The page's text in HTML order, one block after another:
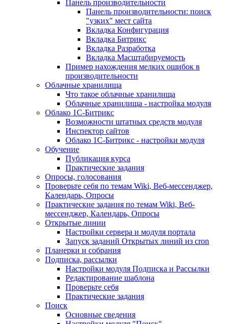
Панель производительности
Панель производительности: поиск
"узких" мест сайта
Вкладка Конфигурация
Вкладка Битрикс
Вкладка Разработка
Вкладка Масштабируемость
Пример нахождения мелких ошибок в
производительности
Облачные хранилища
Что такое облачные хранилища
Облачные хранилища - настройка модуля
Облако 1С-Битрикс
Возможности штатных средств модуля
Инспектор сайтов
Облако 1С-Битрикс - настройки модуля
Обучение
Публикация курса
Практические задания
Опросы, голосования
Проверьте себя по темам Wiki, Веб-мессенджер,
Календарь, Опросы
Практические задания по темам Wiki, Веб-
мессенджер, Календарь, Опросы
Открытые линии
Настройки сервера и модуля портала
Запуск заданий Открытых линий из cron
Планерки и собрания
Подписка, рассылки
Настройки модуля Подписка и Рассылки
Редактирование шаблона
Проверьте себя
Практические задания
Поиск
Основные сведения